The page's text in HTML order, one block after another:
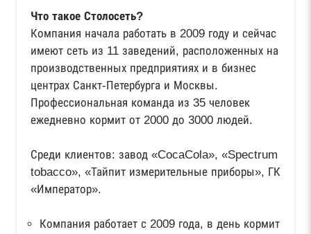
Что такое Столосеть?
Компания начала работать в 2009 году и сейчас
имеют сеть из 11 заведений, расположенных на
производственных предприятиях и в бизнес
центрах Санкт-Петербурга и Москвы.
Профессиональная команда из 35 человек
ежедневно кормит от 2000 до 3000 людей.
Среди клиентов: завод «CocaCola», «Spectrum
tobacco», «Тайпит измерительные приборы», ГК
«Император».
Компания работает с 2009 года, в день кормит